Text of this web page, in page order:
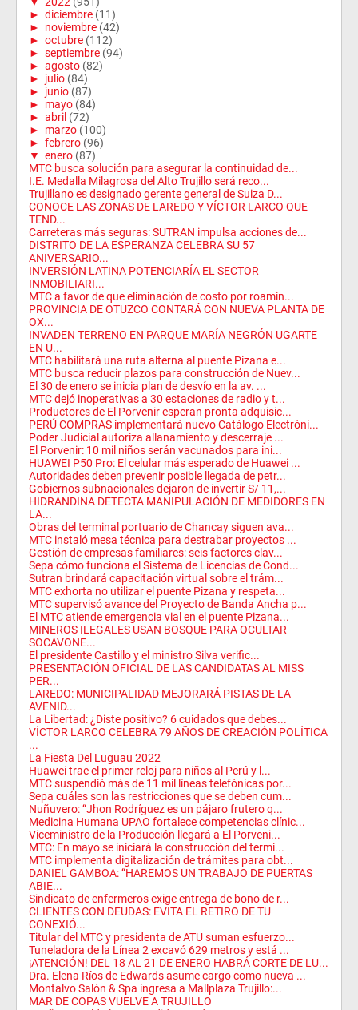
► diciembre (11)
► noviembre (42)
► octubre (112)
► septiembre (94)
► agosto (82)
► julio (84)
► junio (87)
► mayo (84)
► abril (72)
► marzo (100)
► febrero (96)
▼ enero (87)
MTC busca solución para asegurar la continuidad de...
I.E. Medalla Milagrosa del Alto Trujillo será reco...
Trujillano es designado gerente general de Suiza D...
CONOCE LAS ZONAS DE LAREDO Y VÍCTOR LARCO QUE
TEND...
Carreteras más seguras: SUTRAN impulsa acciones de...
DISTRITO DE LA ESPERANZA CELEBRA SU 57
ANIVERSARIO...
INVERSIÓN LATINA POTENCIARÍA EL SECTOR
INMOBILIARI...
MTC a favor de que eliminación de costo por roamin...
PROVINCIA DE OTUZCO CONTARÁ CON NUEVA PLANTA DE
OX...
INVADEN TERRENO EN PARQUE MARÍA NEGRÓN UGARTE
EN U...
MTC habilitará una ruta alterna al puente Pizana e...
MTC busca reducir plazos para construcción de Nuev...
El 30 de enero se inicia plan de desvío en la av. ...
MTC dejó inoperativas a 30 estaciones de radio y t...
Productores de El Porvenir esperan pronta adquisic...
PERÚ COMPRAS implementará nuevo Catálogo Electróni...
Poder Judicial autoriza allanamiento y descerraje ...
El Porvenir: 10 mil niños serán vacunados para ini...
HUAWEI P50 Pro: El celular más esperado de Huawei ...
Autoridades deben prevenir posible llegada de petr...
Gobiernos subnacionales dejaron de invertir S/ 11,...
HIDRANDINA DETECTA MANIPULACIÓN DE MEDIDORES EN
LA...
Obras del terminal portuario de Chancay siguen ava...
MTC instaló mesa técnica para destrabar proyectos ...
Gestión de empresas familiares: seis factores clav...
Sepa cómo funciona el Sistema de Licencias de Cond...
Sutran brindará capacitación virtual sobre el trám...
MTC exhorta no utilizar el puente Pizana y respeta...
MTC supervisó avance del Proyecto de Banda Ancha p...
El MTC atiende emergencia vial en el puente Pizana...
MINEROS ILEGALES USAN BOSQUE PARA OCULTAR
SOCAVONE...
El presidente Castillo y el ministro Silva verific...
PRESENTACIÓN OFICIAL DE LAS CANDIDATAS AL MISS
PER...
LAREDO: MUNICIPALIDAD MEJORARÁ PISTAS DE LA
AVENID...
La Libertad: ¿Diste positivo? 6 cuidados que debes...
VÍCTOR LARCO CELEBRA 79 AÑOS DE CREACIÓN POLÍTICA
...
La Fiesta Del Luguau 2022
Huawei trae el primer reloj para niños al Perú y l...
MTC suspendió más de 11 mil líneas telefónicas por...
Sepa cuáles son las restricciones que se deben cum...
Nuñuvero: “Jhon Rodríguez es un pájaro frutero q...
Medicina Humana UPAO fortalece competencias clínic...
Viceministro de la Producción llegará a El Porveni...
MTC: En mayo se iniciará la construcción del termi...
MTC implementa digitalización de trámites para obt...
DANIEL GAMBOA: “HAREMOS UN TRABAJO DE PUERTAS
ABIE...
Sindicato de enfermeros exige entrega de bono de r...
CLIENTES CON DEUDAS: EVITA EL RETIRO DE TU
CONEXIÓ...
Titular del MTC y presidenta de ATU suman esfuerzo...
Tuneladora de la Línea 2 excavó 629 metros y está ...
¡ATENCIÓN! DEL 18 AL 21 DE ENERO HABRÁ CORTE DE LU...
Dra. Elena Ríos de Edwards asume cargo como nueva ...
Montalvo Salón & Spa ingresa a Mallplaza Trujillo:...
MAR DE COPAS VUELVE A TRUJILLO